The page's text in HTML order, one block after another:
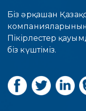
Біз әрқашан
компанияларының
Пікірлестер
біз күштіміз.